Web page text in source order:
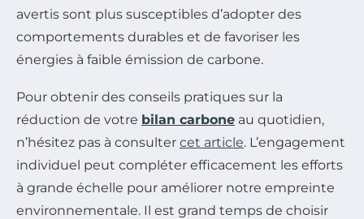
avertis sont plus susceptibles d’adopter des
comportements durables et de favoriser les
énergies à faible émission de carbone.
Pour obtenir des conseils pratiques sur la
réduction de votre bilan carbone au quotidien,
n’hésitez pas à consulter cet article. L’engagement
individuel peut compléter efficacement les efforts
à grande échelle pour améliorer notre empreinte
environnementale. Il est grand temps de choisir